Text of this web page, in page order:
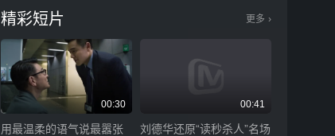
精彩短片 更多 ›
00:30
用最温柔的语气说最嚣张
00:41
刘德华还原“读秒杀人”名场